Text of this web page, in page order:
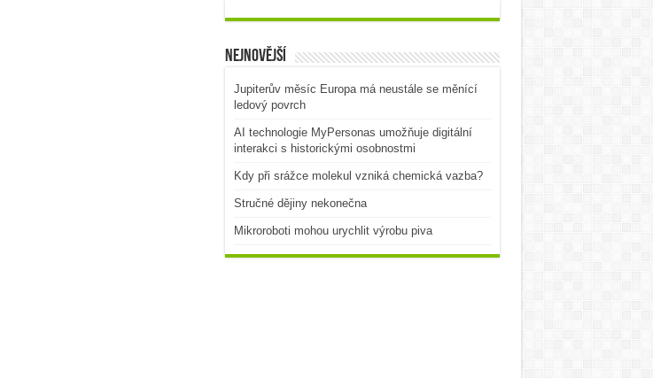
Nejnovější
Jupiterův měsíc Europa má neustále se měnící
ledový povrch
AI technologie MyPersonas umožňuje digitální
interakci s historickými osobnostmi
Kdy při srážce molekul vzniká chemická vazba?
Stručné dějiny nekonečna
Mikroroboti mohou urychlit výrobu piva